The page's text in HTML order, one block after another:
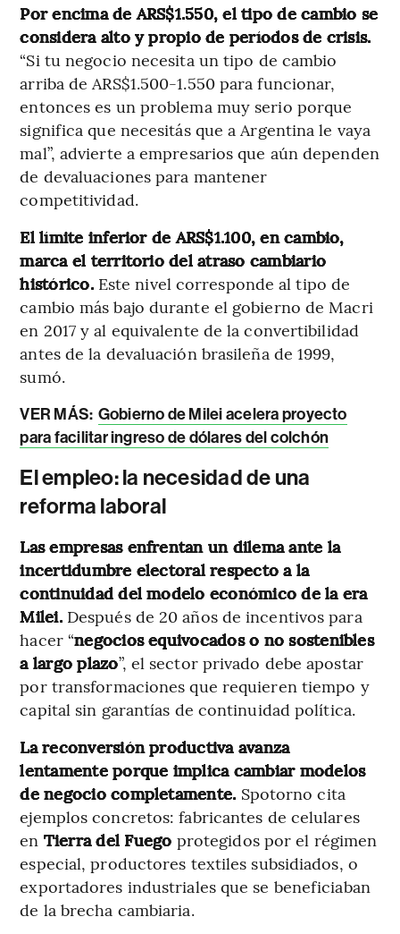
Por encima de ARS$1.550, el tipo de cambio se
considera alto y propio de períodos de crisis.
“Si tu negocio necesita un tipo de cambio
arriba de ARS$1.500-1.550 para funcionar,
entonces es un problema muy serio porque
significa que necesitás que a Argentina le vaya
mal”, advierte a empresarios que aún dependen
de devaluaciones para mantener
competitividad.
El límite inferior de ARS$1.100, en cambio,
marca el territorio del atraso cambiario
histórico.Este nivel corresponde al tipo de
cambio más bajo durante el gobierno de Macri
en 2017 y al equivalente de la convertibilidad
antes de la devaluación brasileña de 1999,
sumó.
VER MÁS: Gobierno de Milei acelera proyecto
para facilitar ingreso de dólares del colchón
El empleo: la necesidad de una
reforma laboral
Las empresas enfrentan un dilema ante la
incertidumbre electoral respecto a la
continuidad del modelo económico de la era
Milei.Después de 20 años de incentivos para
hacer “negocios equivocados o no sostenibles
a largo plazo”, el sector privado debe apostar
por transformaciones que requieren tiempo y
capital sin garantías de continuidad política.
La reconversión productiva avanza
lentamente porque implica cambiar modelos
de negocio completamente. Spotorno cita
ejemplos concretos: fabricantes de celulares
en Tierra del Fuego protegidos por el régimen
especial, productores textiles subsidiados, o
exportadores industriales que se beneficiaban
de la brecha cambiaria.